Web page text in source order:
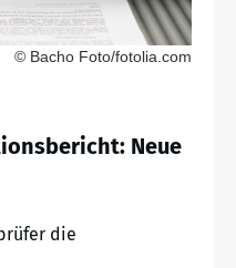
© Bacho Foto/fotolia.com
Neue
die